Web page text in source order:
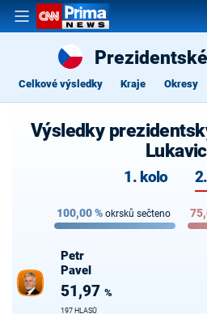
Celkové výsledky Kraje Okresy
Výsledky
1. kolo
100,00% okrsků sečteno
Petr
Pavel
51,97 %
197 HLASŮ